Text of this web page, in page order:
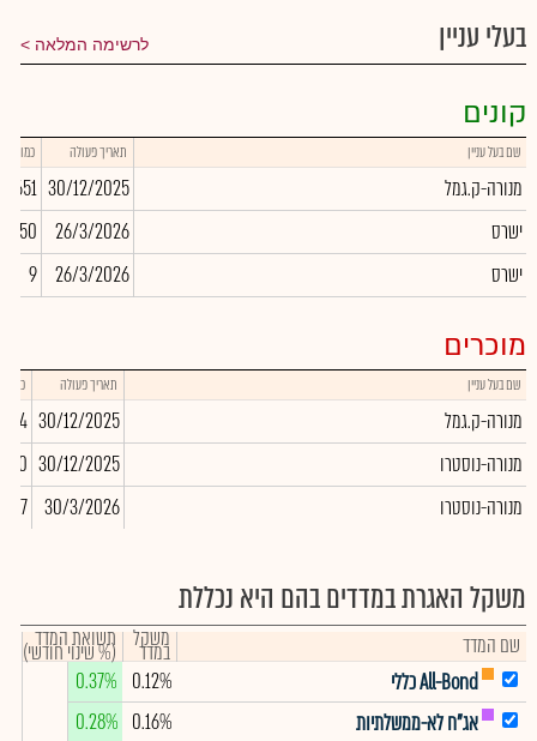
בעלי עניין לרשימה המלאה
קונים
שם בעל עניין תאריך פעולה כמות
מנורה-ק.גמל 30/12/2025
5,651
ישרס
26/3/2026
ישרס
26/3/2026
9
מוכרים
שם בעל עניין תאריך פעולה כמות
מנורה-ק.גמל 30/12/2025
מנורה-נוסטרו
30/12/2025
מנורה-נוסטרו
30/3/2026
-87
משקל האגרת במדדים בהם היא נכללת
שם המדד משקל
במדד תשואת המדד
(% שינוי חודשי)
All-Bond כללי
0.12%
0.37%
אג"ח לא-ממשלתיות
0.16%
0.28%